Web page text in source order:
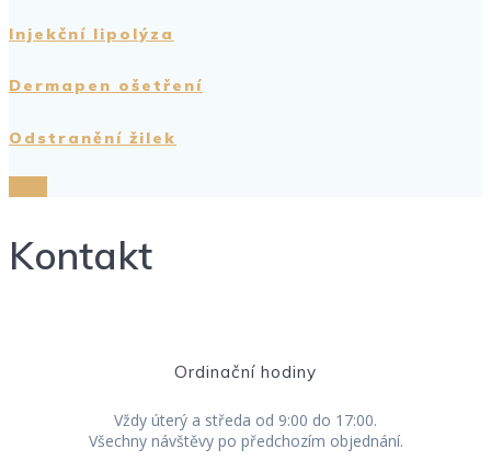
Injekční lipolýza
Dermapen ošetření
Odstranění žilek
Kontakt
Ordinační hodiny
Vždy úterý a středa od 9:00 do 17:00.
Všechny návštěvy po předchozím objednání.